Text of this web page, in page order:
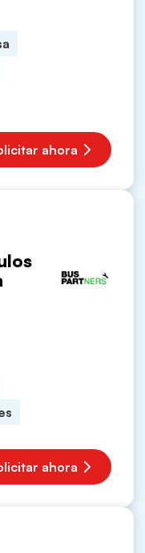
ahora
ahora